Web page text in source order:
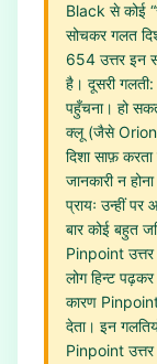
Black से कोई
सोचकर गलत
654 उत्तर इन
है। दूसरी
पहुँचना। हो
क्लू (जैसे
दिशा साफ़
जानकारी न
प्रायः उन्हीं
बार कोई बहुत
Pinpoint
लोग हिन्ट
कारण Pinpoint
देता। इन
Pinpoint